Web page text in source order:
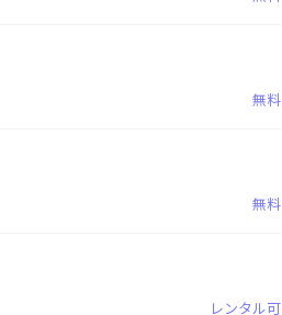
無料
無料
レンタル可